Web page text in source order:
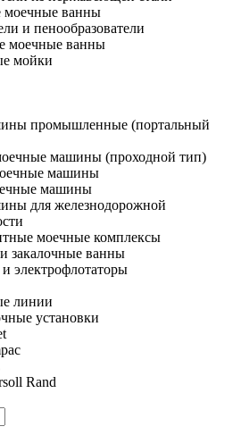
ванны
и пенообразователи
моечные ванны
мойки
промышленные (портальный
машины (проходной тип)
машины
машины
для железнодорожной
моечные комплексы
закалочные ванны
электрофлотаторы
линии
установки
Rand